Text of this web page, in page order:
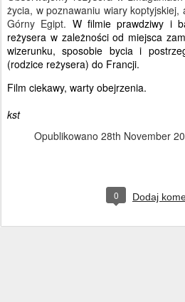
życia, w poznawaniu wiary koptyjskiej,
Górny Egipt. W filmie prawdziwy i
reżysera w zależności od miejsca
wizerunku, sposobie bycia i
(rodzice reżysera) do Francji.
Film ciekawy, warty obejrzenia.
kst
Opublikowano 28th November
0 Dodaj